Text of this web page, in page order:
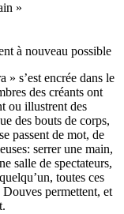
»
à nouveau possible
s’est encrée dans le
des créants ont
ou illustrent des
des bouts de corps,
passent de mot, de
serrer une main,
salle de spectateurs,
toutes ces
permettent, et